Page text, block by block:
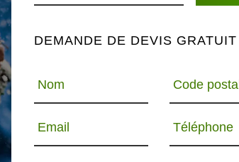
DEMANDE DE DEVIS GRATUIT
Nom Code postal
Email Téléphone